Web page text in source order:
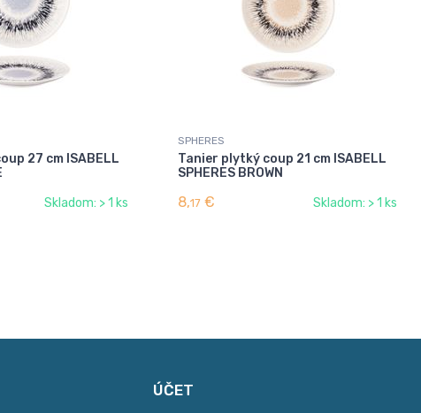
27 cm ISABELL
Skladom: > 1 ks
SPHERES
Tanier plytký coup 21 cm ISABELL
SPHERES BROWN
8,17 € Skladom: > 1 ks
ÚČET